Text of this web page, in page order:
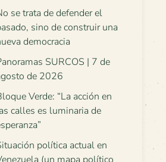
se trata de defender el
sino de construir una
democracia
SURCOS | 7 de
de 2026
Verde: “La acción en
calles es luminaria de
política actual en